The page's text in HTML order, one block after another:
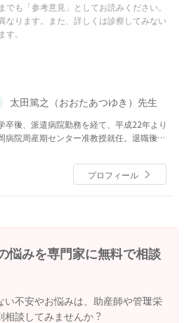
も「参考意見」としてお読みください。
なります。また、詳しくは診察してみない
。
太田篤之（おおたあつゆき）先生
卒後、派遣病院勤務を経て、平成22年より
病院周産期センター准教授就任。退職後、
リニック」院長に就任し現在に至る。
プロフィール
悩みを専門家に無料で相談
い不安やお悩みは、助産師や管理栄
談してみませんか？